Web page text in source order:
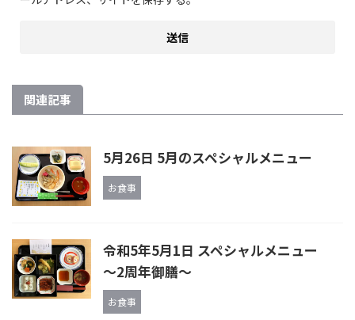
関連記事
5月26日 5月のスペシャルメニュー
お食事
令和5年5月1日 スペシャルメニュー
～2周年御膳～
お食事